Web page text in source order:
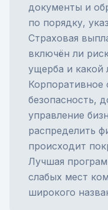
документы и
по порядку,
Страховая
включён ли
ущерба и какой
Корпоративное
безопасность,
управление
распределить
происходит
Лучшая
слабых мест
широкого